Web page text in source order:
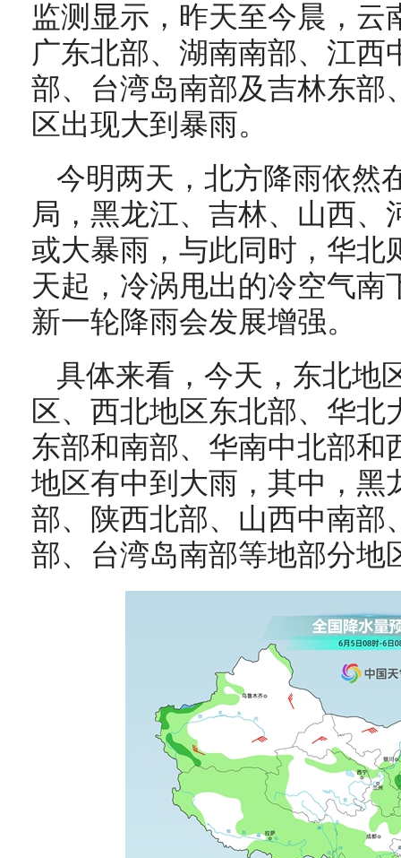
监测显示，昨天至今晨，云
广东北部、湖南南部、江
部、台湾岛南部及吉林东部
区出现大到暴雨。
今明两天，北方降雨依然
局， 黑龙江、吉林、山西、
或大暴雨 ， 与此同时，华北
天起，冷涡甩出的冷空气南
新一轮降雨会发展增强。
具体来看，今天，东北地
区、西北地区东北部、华
东部和南部、华南中北部和
地区有中到大雨，其中，黑
部、陕西北部、山西中南部
部、台湾岛南部等地部分地